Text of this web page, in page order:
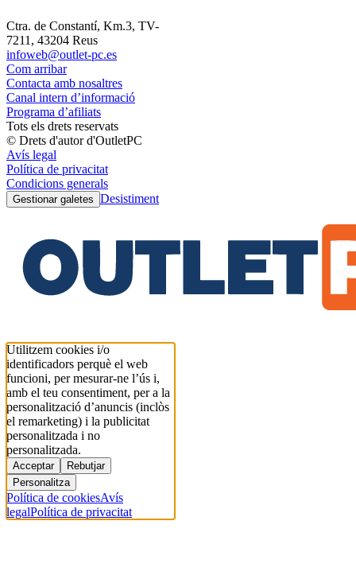
Ctra. de Constantí, Km.3, TV-
7211, 43204 Reus
infoweb@outlet-pc.es
Com arribar
Contacta amb nosaltres
Canal intern d’informació
Programa d’afiliats
Tots els drets reservats
© Drets d'autor d'OutletPC
Avís legal
Política de privacitat
Condicions generals
Gestionar galetes Desistiment
Utilitzem cookies i/o
identificadors perquè el web
funcioni, per mesurar-ne l’ús i,
amb el teu consentiment, per a la
personalització d’anuncis (inclòs
el remarketing) i la publicitat
personalitzada i no
personalitzada.
Acceptar
Rebutjar
Personalitza
Política de cookiesAvís
legalPolítica de privacitat